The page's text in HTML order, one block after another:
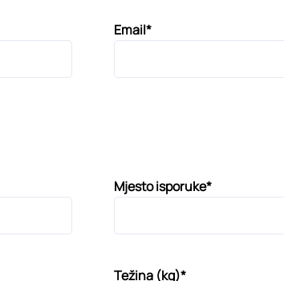
Email*
Mjesto isporuke*
Težina (kg)*